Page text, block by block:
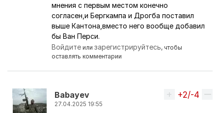
мнения с первым местом конечно
согласен,и Бергкампа и Дрогба поставил
выше Кантона,вместо него вообще добавил
бы Ван Перси.
Войдите илизарегистрируйтесь, чтобы
оставлять комментарии
Babayev
27.04.2025 19:55
Вверх
+2/-4